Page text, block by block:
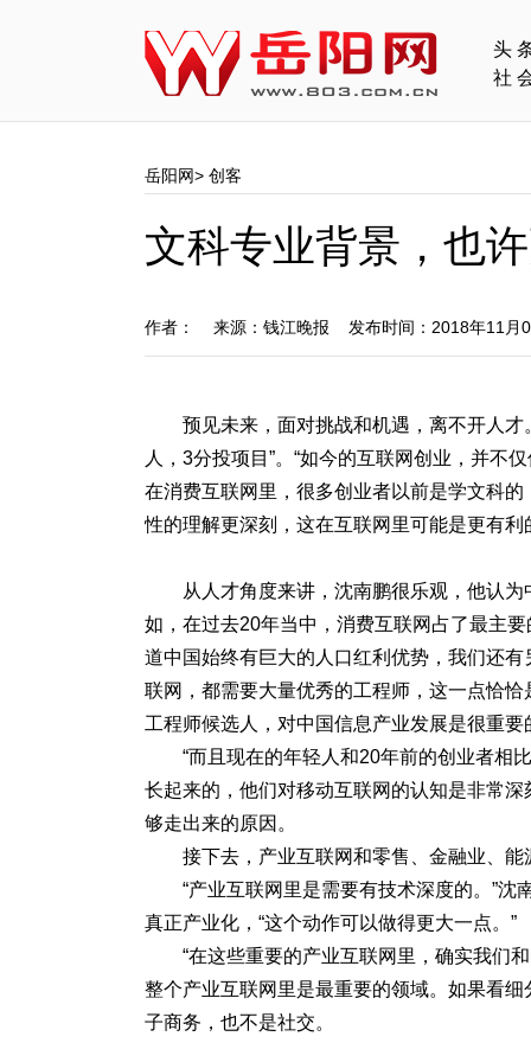
头
社
岳阳网> 创客
文科专业背景，也
作者： 来源：钱江晚报 发布时间：2018年11月
预见未来，面对挑战和机遇，离不开人
人，3分投项目”。“如今的互联网创业，并不
在消费互联网里，很多创业者以前是学文科
性的理解更深刻，这在互联网里可能是更有利
从人才角度来讲，沈南鹏很乐观，他认
如，在过去20年当中，消费互联网占了最主
道中国始终有巨大的人口红利优势，我们还
联网，都需要大量优秀的工程师，这一点恰
工程师候选人，对中国信息产业发展是很重要
“而且现在的年轻人和20年前的创业者相
长起来的，他们对移动互联网的认知是非常
够走出来的原因。
接下去，产业互联网和零售、金融业、
“产业互联网里是需要有技术深度的。”
真正产业化，“这个动作可以做得更大一点。”
“在这些重要的产业互联网里，确实我们
整个产业互联网里是最重要的领域。如果看
子商务，也不是社交。